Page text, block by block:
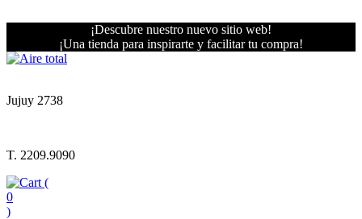
¡Descubre nuestro nuevo sitio web!
¡Una tienda para inspirarte y facilitar tu compra!
Jujuy 2738
T. 2209.9090
(
0
)